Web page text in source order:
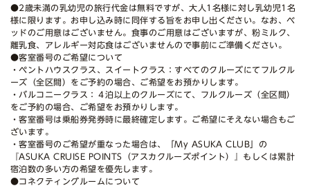
●2歳未満の乳幼児の旅行代金は無料ですが、大人1名様に対し乳幼児1名
様に限ります。お申し込み時に同伴する旨をお申し出ください。なお、ベ
ッドのご用意はございません。食事のご用意はございますが、粉ミルク、
離乳食、アレルギー対応食はございませんので事前にご準備ください。
●客室番号のご希望について
・ペントハウスクラス、スイートクラス：すべてのクルーズにてフルクル
ーズ（全区間）をご予約の場合、ご希望をお預かりします。
・バルコニークラス：４泊以上のクルーズにて、フルクルーズ（全区間）
をご予約の場合、ご希望をお預かりします。
・客室番号は乗船券発券時に最終確定します。ご希望にそえない場合もご
ざいます。
・客室番号のご希望が重なった場合は、「My ASUKA CLUB」の
『ASUKA CRUISE POINTS（アスカクルーズポイント）』もしくは累計
宿泊数の多い方の希望を優先します。
●コネクティングルームについて